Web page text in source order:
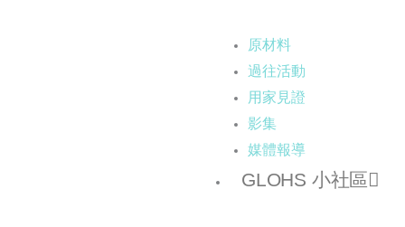
原材料
過往活動
用家見證
影集
媒體報導
GLOHS 小社區